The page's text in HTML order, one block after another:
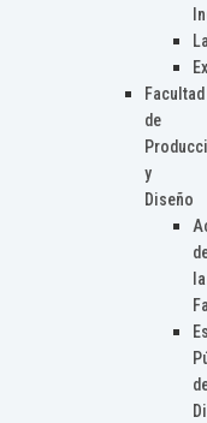
Facultad
de
y
Diseño
la